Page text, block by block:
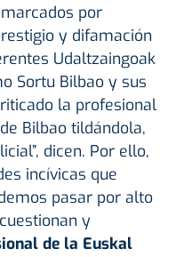
por
y difamación
Udaltzaingoak
Sortu Bilbao y sus
la profesional
Bilbao tildándola,
dicen. Por ello,
incívicas que
pasar por alto
y
de la Euskal